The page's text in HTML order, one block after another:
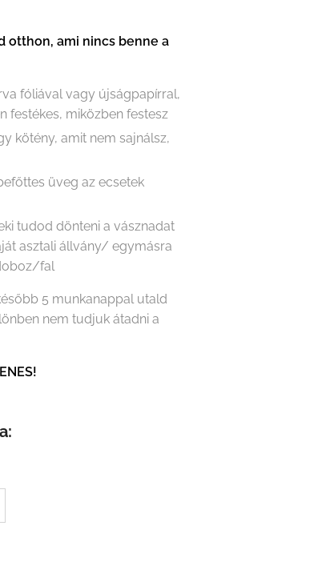
otthon, ami nincs benne a
fóliával vagy újságpapírral,
festékes, miközben festesz
kötény, amit nem sajnálsz,
üveg az ecsetek
tudod dönteni a vásznadat
asztali állvány/ egymásra
fal
5 munkanappal utald
nem tudjuk átadni a